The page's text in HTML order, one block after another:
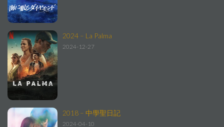
2024 – La Palma
2024-12-27
2018 – 中學聖日記
2024-04-10